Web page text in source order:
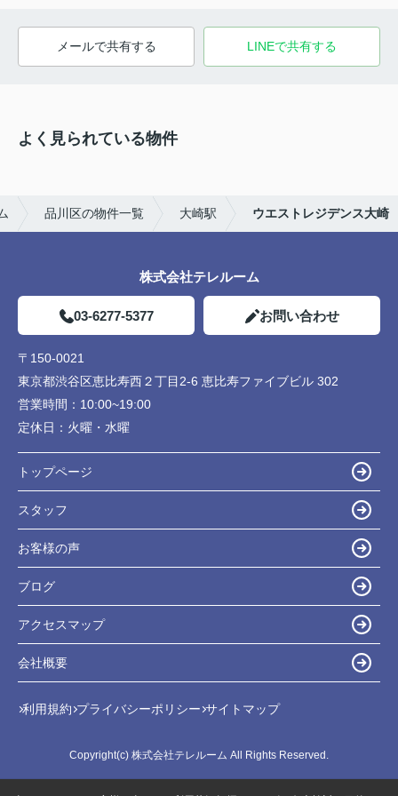
メールで共有する LINEで共有する
よく見られている物件
品川区の物件一覧 大崎駅 ウエストレジデンス大崎
株式会社テレルーム
03-6277-5377 お問い合わせ
〒150-0021
東京都渋谷区恵比寿西２丁目2-6 恵比寿ファイブビル 302
営業時間： 10:00~19:00
定休日： 火曜・水曜
トップページ
スタッフ
お客様の声
ブログ
アクセスマップ
会社概要
利用規約 プライバシーポリシー サイトマップ
Copyright(c) 株式会社テレルーム All Rights Reserved.